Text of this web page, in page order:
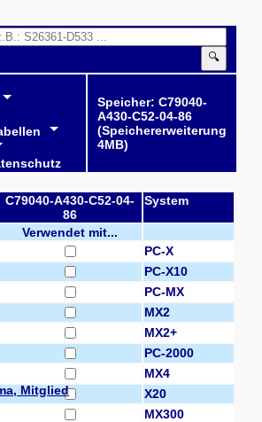
🔍
Speicher: C79040-
A430-C52-04-86
(Speichererweiterung
4MB)
C79040-A430-C52-04-
86
System
Verwendet mit...
PC-X
PC-X10
PC-MX
MX2
MX2+
PC-2000
MX4
X20
MX300
Mitglied